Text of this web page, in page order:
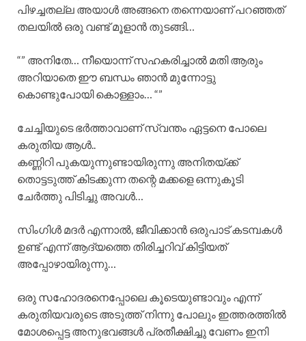
പിഴച്ചതല്ല അയാൾ അങ്ങനെ തന്നെയാണ് പറഞ്ഞത്
തലയിൽ ഒരു വണ്ട് മൂളാൻ തുടങ്ങി…
“” അനിതേ… നീയൊന്ന് സഹകരിച്ചാൽ മതി ആരും
അറിയാതെ ഈ ബന്ധം ഞാൻ മുന്നോട്ടു
കൊണ്ടുപോയി കൊള്ളാം… “”
ചേച്ചിയുടെ ഭർത്താവാണ് സ്വന്തം ഏട്ടനെ പോലെ
കരുതിയ ആൾ..
കണ്ണിറി പുകയുന്നുണ്ടായിരുന്നു അനിതയ്ക്ക്
തൊട്ടടുത്ത് കിടക്കുന്ന തന്റെ മക്കളെ ഒന്നുകൂടി
ചേർത്തു പിടിച്ചു അവൾ…
സിംഗിൾ മദർ എന്നാൽ, ജീവിക്കാൻ ഒരുപാട് കടമ്പകൾ
ഉണ്ട് എന്ന് ആദ്യത്തെ തിരിച്ചറിവ് കിട്ടിയത്
അപ്പോഴായിരുന്നു…
ഒരു സഹോദരനെപ്പോലെ കൂടെയുണ്ടാവും എന്ന്
കരുതിയവരുടെ അടുത്ത് നിന്നു പോലും ഇത്തരത്തിൽ
മോശപ്പെട്ട അനുഭവങ്ങൾ പ്രതീക്ഷിച്ചു വേണം ഇനി